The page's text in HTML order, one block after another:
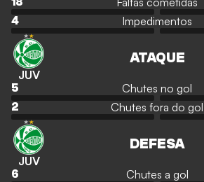
4
Impedimentos
JUV
ATAQUE
5 Chutes no gol
2
Chutes fora do gol
JUV
DEFESA
6 Chutes a gol